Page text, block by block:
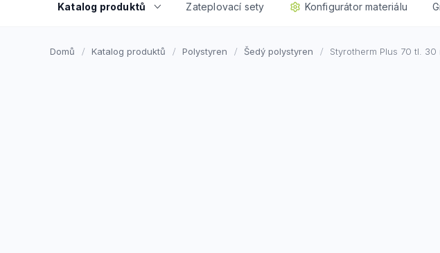
Katalog produktů Zateplovací sety Konfigurátor materiálu
Domů Katalog produktů Polystyren Šedý polystyren Styrotherm Plus 70 tl. 30